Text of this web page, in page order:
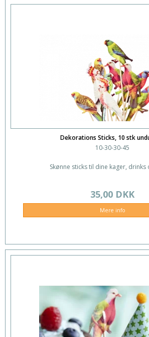
Dekorations Sticks, 10 stk
10-30-30-45
Skønne sticks til dine kager, drinks
35,00 DKK
Mere info